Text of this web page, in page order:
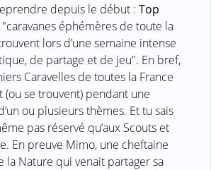
depuis le début : Top
"caravanes éphémères de toute la
lors d’une semaine intense
de partage et de jeu". En bref,
Caravelles de toutes la France
(ou se trouvent) pendant une
ou plusieurs thèmes. Et tu sais
pas réservé qu’aux Scouts et
En preuve Mimo, une cheftaine
la Nature qui venait partager sa